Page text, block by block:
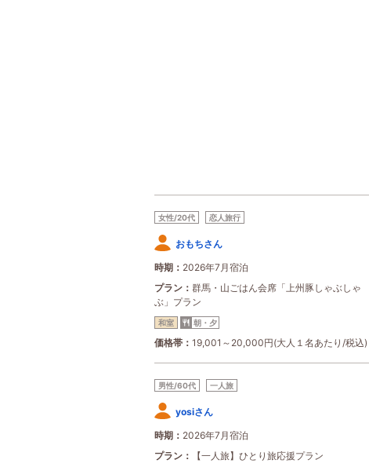
女性/20代 恋人旅行
おもちさん
時期
2026年7月宿泊
プラン
群馬・山ごはん会席「上州豚しゃぶしゃ
ぶ」プラン
和室 朝・夕
価格帯 19,001～20,000円(大人１名あたり/税込)
男性/60代 一人旅
yosiさん
時期
2026年7月宿泊
プラン
【一人旅】ひとり旅応援プラン